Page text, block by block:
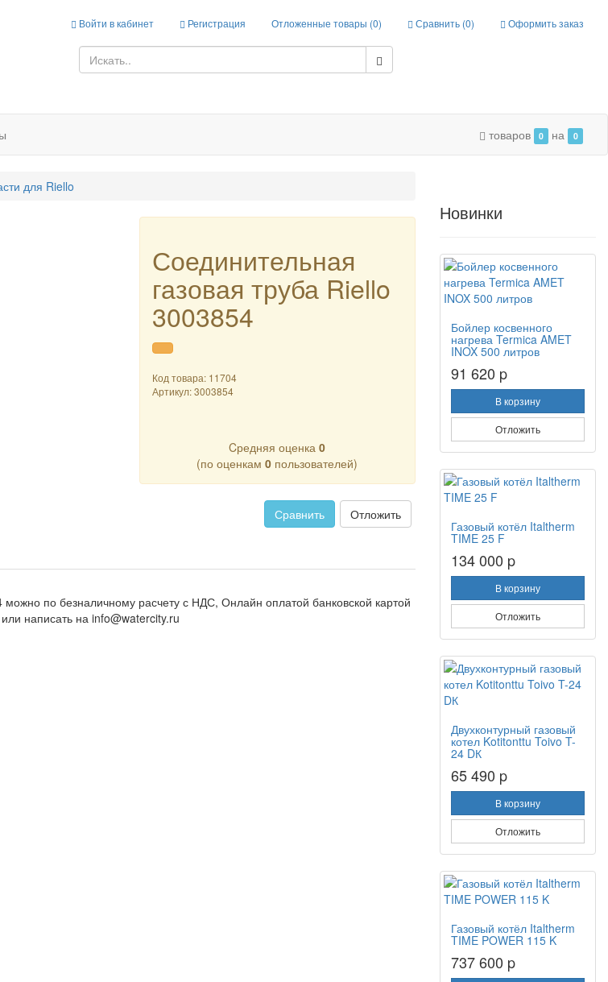
Войти в кабинет Регистрация Отложенные товары (0) Сравнить (0) Оформить заказ
товаров 0 на 0
для Riello
Соединительная
газовая труба Riello
3003854
Код товара: 11704
Артикул:3003854
Cредняя оценка0
(по оценкам0 пользователей)
Сравнить Отложить
можно по безналичному расчету с НДС, Онлайн оплатой банковской картой
написать на info@watercity.ru
Новинки
Бойлер косвенного
нагрева Termica AMET
INOX 500 литров
91 620 p
В корзину
Отложить
Газовый котёл Italtherm
TIME 25 F
134 000 p
В корзину
Отложить
Двухконтурный газовый
котел Kotitonttu Toivo T-
24 DК
65 490 p
В корзину
Отложить
Газовый котёл Italtherm
TIME POWER 115 K
737 600 p